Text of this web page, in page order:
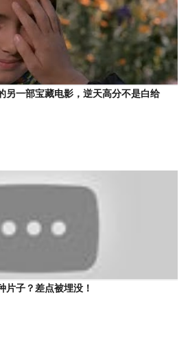
另一部宝藏电影，逆天高分不是白给
片子？差点被埋没！